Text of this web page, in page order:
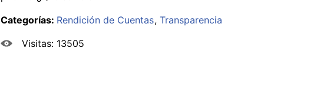
Categorías: Rendición de Cuentas Transparencia
Visitas: 13505